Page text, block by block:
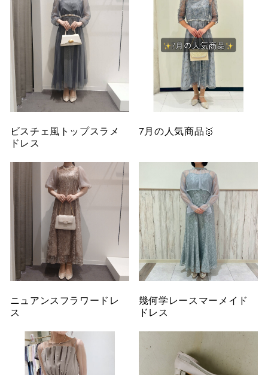
ビスチェ風トップスラメ
ドレス
7月の人気商品🥇
ニュアンスフラワードレ
ス
幾何学レースマーメイド
ドレス